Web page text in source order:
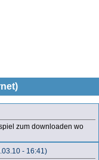
zum downloaden wo
- 16:41)